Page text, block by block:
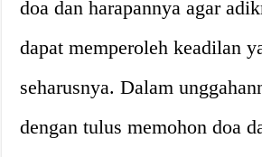
doa dan harapannya agar
dapat memperoleh keadilan
seharusnya. Dalam
dengan tulus memohon doa